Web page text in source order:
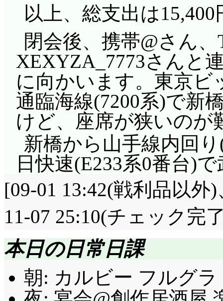
以上、総支出は
閉会後、携帯@さん
XEXYZA_7773さんと
に向かいます。東京ビ
通臨海線(7200系)で新
けど、座席が狭いの
新橋から山手線内回
日快速(E233系0番台)
[09-01 13:42(戦利品以外
11-07 25:10(チェック完
本日の日常日課
朝: カルビー フルグラ